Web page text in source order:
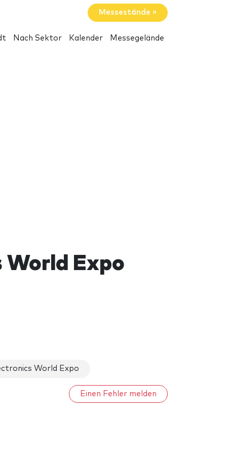
Messestände »
Nach Sektor Kalender Messegelände
World Expo
World Expo
Einen Fehler melden